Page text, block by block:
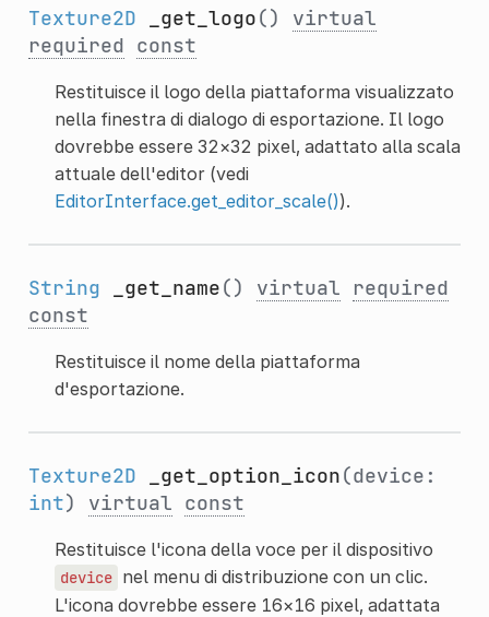
Texture2D _get_logo() virtual
required const
Restituisce il logo della piattaforma visualizzato
nella finestra di dialogo di esportazione. Il logo
dovrebbe essere 32×32 pixel, adattato alla scala
attuale dell'editor (vedi
EditorInterface.get_editor_scale()).
String _get_name() virtual
required
const
Restituisce il nome della piattaforma
d'esportazione.
Texture2D _get_option_icon(device:
int) virtual const
Restituisce l'icona della voce per il dispositivo
device nel menu di distribuzione con un clic.
L'icona dovrebbe essere 16×16 pixel, adattata